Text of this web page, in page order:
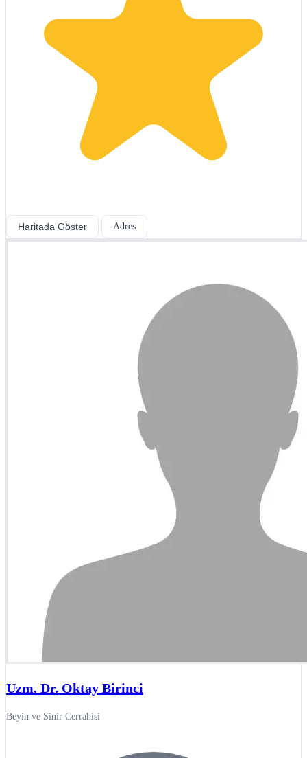
Haritada Göster Adres
Uzm. Dr. Oktay Birinci
Beyin ve Sinir Cerrahisi